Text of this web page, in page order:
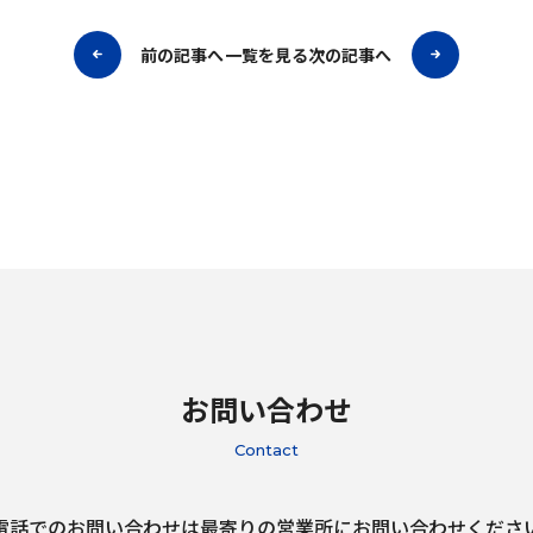
前の記事へ一覧を見る次の記事へ
お問い合わせ
Contact
話でのお問い合わせは最寄りの営業所にお問い合わせくださ